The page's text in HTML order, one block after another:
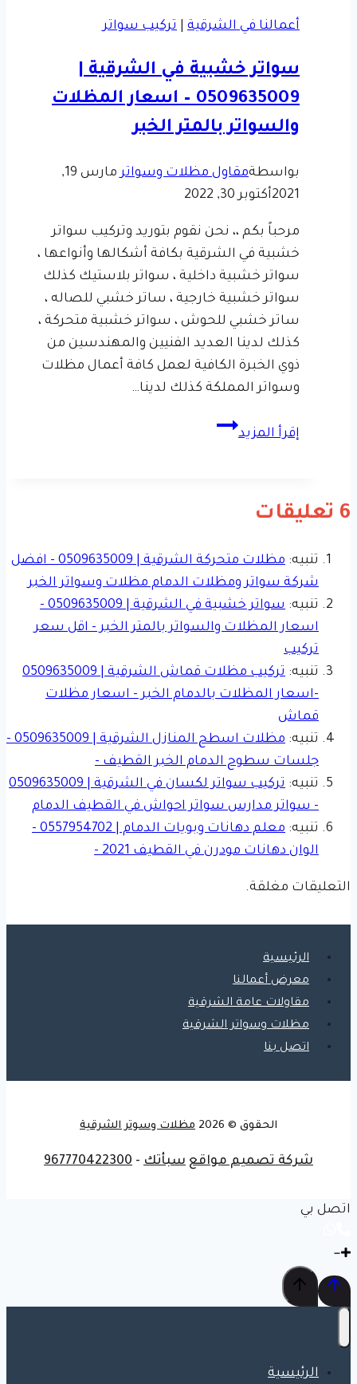
0509635009
ايبوكسي
الخبر
–
الايبوكسي
الشرقية
بلاط
ايبوكسي
أعمالنا في الشرقية تركيب سواتر
سواتر خشبية في الشرقية |
0509635009 – اسعار المظلات
والسواتر بالمتر الخبر
بواسطةمقاول مظلات وسواتر
مارس 19,
2021أكتوبر 30, 2022
مرحباً بكم ،، نحن نقوم بتوريد وتركيب سواتر
خشبية في الشرقية بكافة أشكالها وأنواعها ،
سواتر خشبية داخلية ، سواتر بلاستيك كذلك
سواتر خشبية خارجية ، ساتر خشبي للصاله ،
ساتر خشبي للحوش ، سواتر خشبية متحركة ،
كذلك لدينا العديد الفنيين والمهندسين من
ذوي الخبرة الكافية لعمل كافة أعمال مظلات
وسواتر المملكة كذلك لدينا…
إقرأ المزيد
سواتر
–
اسعار
المظلات
والسواتر
الخبر
6 تعليقات
تنبيه:
مظلات متحركة الشرقية | 0509635009 - افضل
شركة سواتر ومظلات الدمام مظلات وسواتر الخبر
تنبيه:
سواتر خشبية في الشرقية | 0509635009 -
اسعار المظلات والسواتر بالمتر الخبر - اقل سعر
تركيب
تنبيه:
تركيب مظلات قماش الشرقية | 0509635009
-اسعار المظلات بالدمام الخبر - اسعار مظلات
قماش
تنبيه:
مظلات اسطح المنازل الشرقية | 0509635009 -
جلسات سطوح الدمام الخبر القطيف -
تنبيه:
تركيب سواتر لكسان في الشرقية | 0509635009
- سواتر مدارس سواتر احواش في القطيف الدمام
تنبيه:
معلم دهانات وبويات الدمام | 0557954702 -
الوان دهانات مودرن في القطيف 2021 -
التعليقات مغلقة.
الرئيسية
معرض أعمالنا
مقاولات عامة الشرقية
مظلات وسواتر الشرقية
اتصل بنا
الحقوق © 2026 مظلات وسوتر الشرقية
شركة تصميم مواقع سبأتك -
967770422300
اتصل بي
الرئيسية